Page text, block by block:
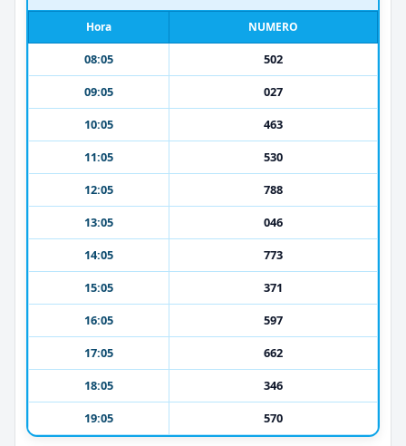
Hora NUMERO
08:05
502
09:05
027
10:05
463
11:05
530
12:05
788
13:05
046
14:05
773
15:05
371
16:05
597
17:05
662
18:05
346
19:05
570